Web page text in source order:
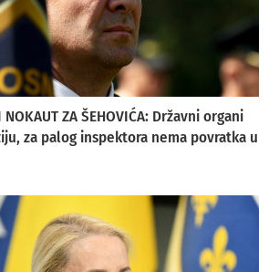
NOKAUT ZA ŠEHOVIĆA: Državni organi
za palog inspektora nema povratka u